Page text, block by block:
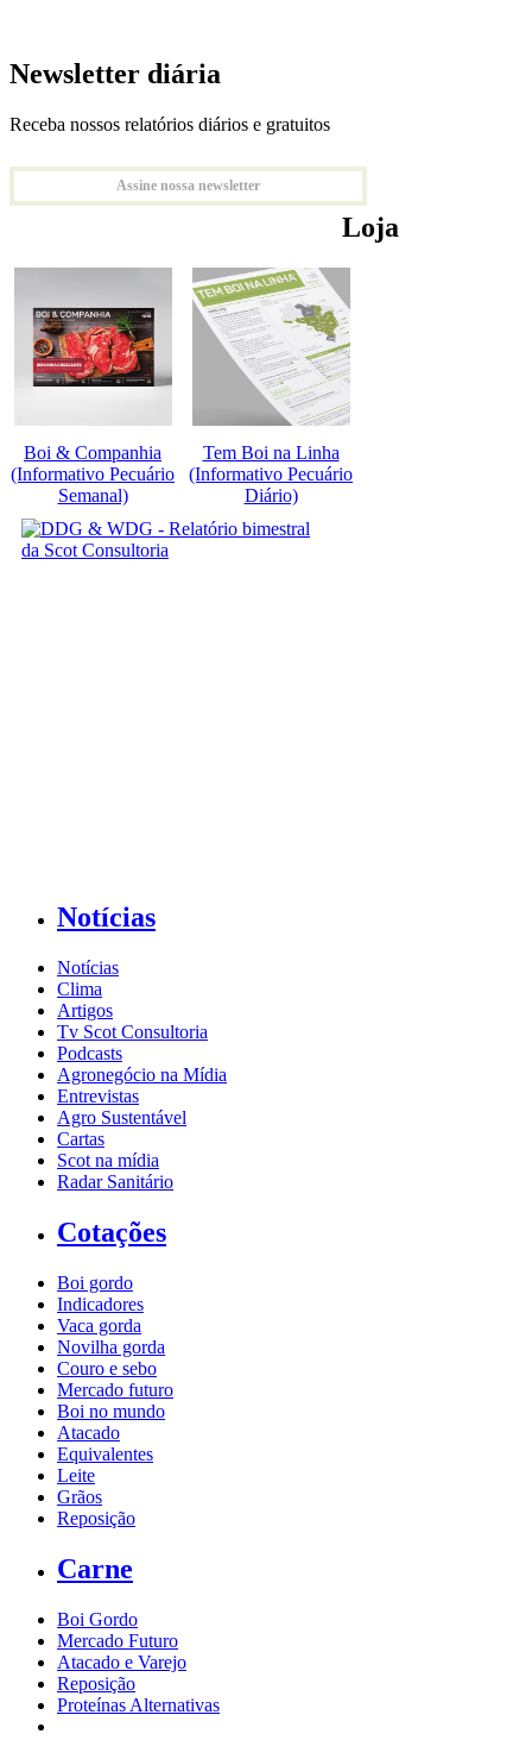
Newsletter diária
Receba nossos relatórios diários e gratuitos
Assine nossa newsletter
Loja
Boi & Companhia
(Informativo Pecuário
Semanal)
Tem Boi na Linha
(Informativo Pecuário
Diário)
Notícias
Notícias
Clima
Artigos
Tv Scot Consultoria
Podcasts
Agronegócio na Mídia
Entrevistas
Agro Sustentável
Cartas
Scot na mídia
Radar Sanitário
Cotações
Boi gordo
Indicadores
Vaca gorda
Novilha gorda
Couro e sebo
Mercado futuro
Boi no mundo
Atacado
Equivalentes
Leite
Grãos
Reposição
Carne
Boi Gordo
Mercado Futuro
Atacado e Varejo
Reposição
Proteínas Alternativas